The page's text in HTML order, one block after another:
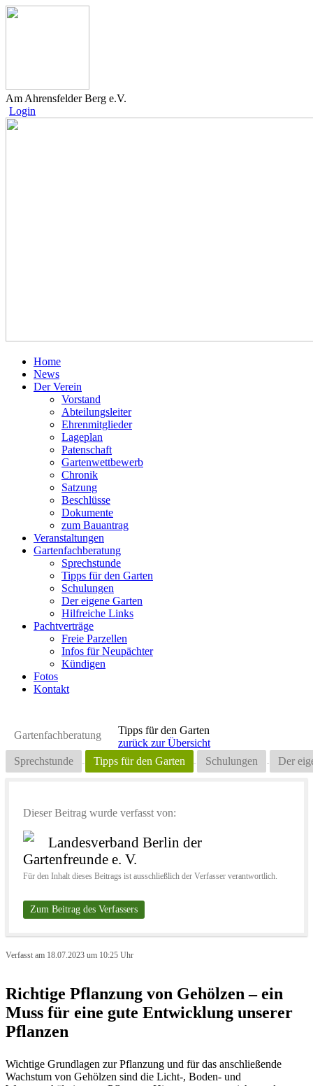
Am Ahrensfelder Berg e.V.
Login
Home
News
Der Verein
Vorstand
Abteilungsleiter
Ehrenmitglieder
Lageplan
Patenschaft
Gartenwettbewerb
Chronik
Satzung
Beschlüsse
Dokumente
zum Bauantrag
Veranstaltungen
Gartenfachberatung
Sprechstunde
Tipps für den Garten
Schulungen
Der eigene Garten
Hilfreiche Links
Pachtverträge
Freie Parzellen
Infos für Neupächter
Kündigen
Fotos
Kontakt
Gartenfachberatung
Sprechstunde Tipps für den Garten Schulungen Der
Tipps für den Garten
zurück zur Übersicht
Dieser Beitrag wurde verfasst von:
Landesverband Berlin der
Gartenfreunde e. V.
Für den Inhalt dieses Beitrags ist ausschließlich der Verfasser verantwortlich.
Zum Beitrag des Verfassers
Verfasst am 18.07.2023 um 10:25 Uhr
Richtige Pflanzung von Gehölzen – ein
Muss für eine gute Entwicklung unserer
Pflanzen
Wichtige Grundlagen zur Pflanzung und für das anschließende
Wachstum von Gehölzen sind die Licht-, Boden- und